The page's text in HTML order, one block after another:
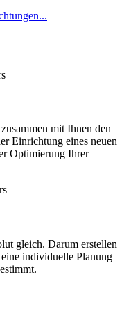
mit Ihnen den
Einrichtung eines neuen
Optimierung Ihrer
gleich. Darum erstellen
individuelle Planung